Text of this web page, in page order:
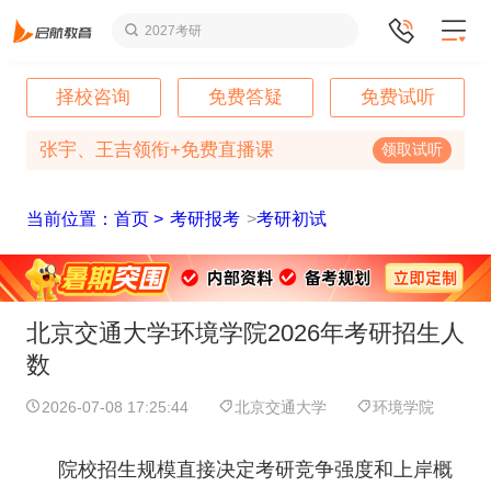
2027考研
择校咨询 免费答疑 免费试听
张宇、王吉领衔+免费直播课 领取试听
当前位置：首页 > 考研报考 >考研初试
北京交通大学环境学院2026年考研招生人
数
2026-07-08 17:25:44 北京交通大学 环境学院
院校招生规模直接决定考研竞争强度和上岸概